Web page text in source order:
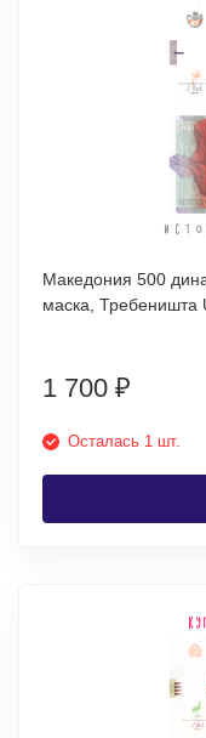
Македония 500
маска, Требеништа
1 700 ₽
Осталась 1 шт.